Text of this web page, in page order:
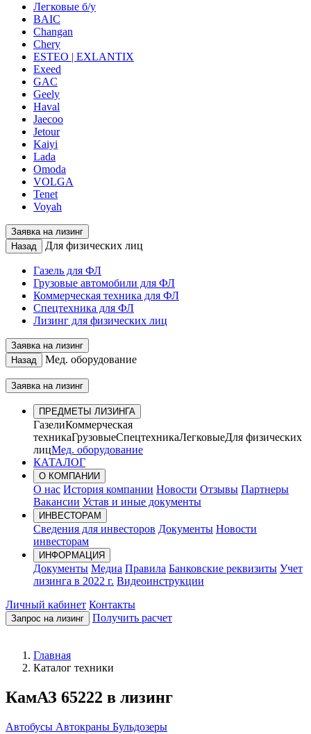
Легковые б/у
BAIC
Changan
Chery
ESTEO | EXLANTIX
Exeed
GAC
Geely
Haval
Jaecoo
Jetour
Kaiyi
Lada
Omoda
VOLGA
Tenet
Voyah
Заявка на лизинг
Назад
Для физических лиц
Газель для ФЛ
Грузовые автомобили для ФЛ
Коммерческая техника для ФЛ
Спецтехника для ФЛ
Лизинг для физических лиц
Заявка на лизинг
Назад
Мед. оборудование
Заявка на лизинг
ПРЕДМЕТЫ ЛИЗИНГА
ГазелиКоммерческая
техникаГрузовыеСпецтехникаЛегковыеДля физических
лицМед. оборудование
КАТАЛОГ
О КОМПАНИИ
О нас История компании Новости Отзывы Партнеры
Вакансии Устав и иные документы
ИНВЕСТОРАМ
Сведения для инвесторов Документы Новости
инвесторам
ИНФОРМАЦИЯ
Документы Медиа Правила Банковские реквизиты Учет
лизинга в 2022 г. Видеоинструкции
Личный кабинет Контакты
Запрос на лизинг Получить расчет
Главная
Каталог техники
КамАЗ 65222 в лизинг
Автобусы Автокраны Бульдозеры